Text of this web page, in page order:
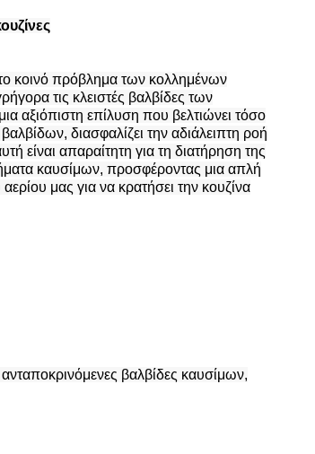
κοινό πρόβλημα των κολλημένων
τις κλειστές βαλβίδες των
αξιόπιστη επίλυση που βελτιώνει τόσο
διασφαλίζει την αδιάλειπτη ροή
είναι απαραίτητη για τη διατήρηση της
καυσίμων, προσφέροντας μια απλή
μας για να κρατήσει την κουζίνα
ανταποκρινόμενες βαλβίδες καυσίμων,